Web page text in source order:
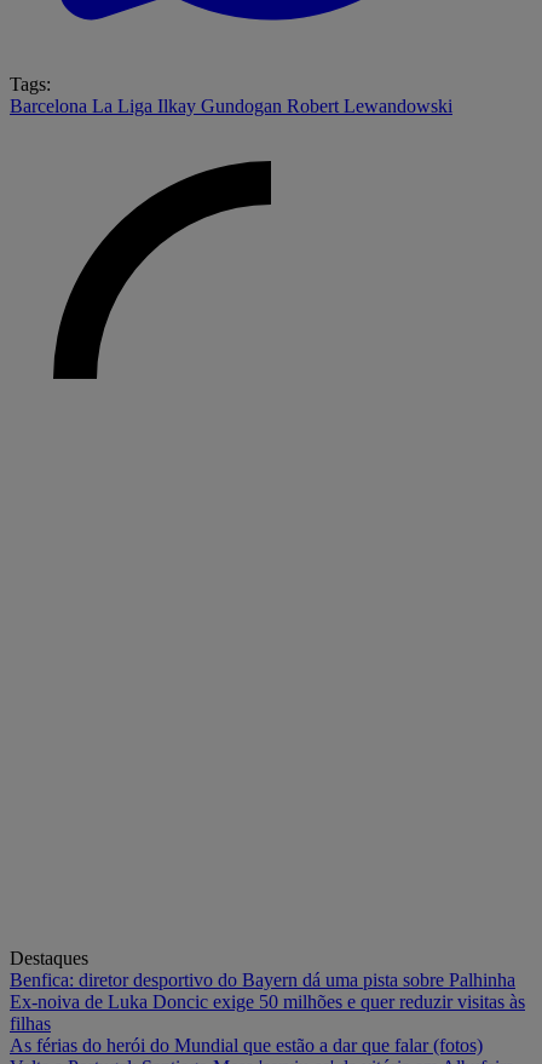
Tags:
Barcelona La Liga Ilkay Gundogan Robert Lewandowski
Destaques
Benfica: diretor desportivo do Bayern dá uma pista sobre Palhinha
Ex-noiva de Luka Doncic exige 50 milhões e quer reduzir visitas às
filhas
As férias do herói do Mundial que estão a dar que falar (fotos)